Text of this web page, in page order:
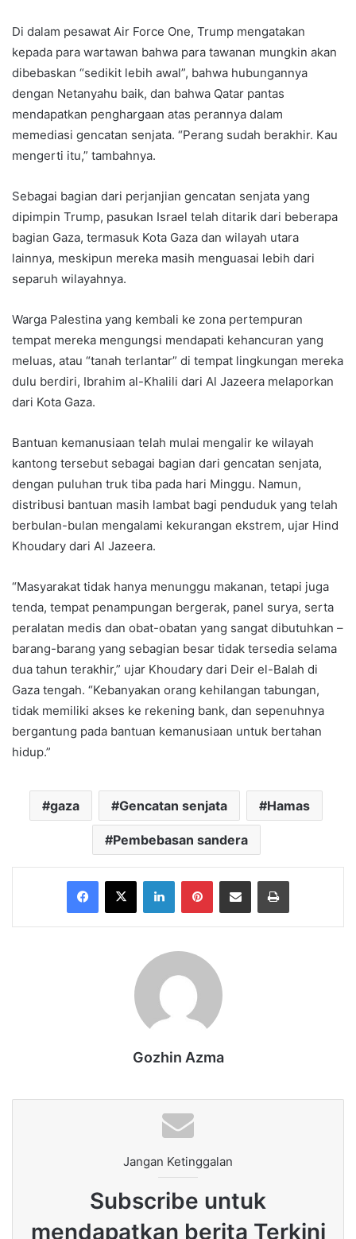
Di dalam pesawat Air Force One, Trump mengatakan
kepada para wartawan bahwa para tawanan mungkin akan
dibebaskan “sedikit lebih awal”, bahwa hubungannya
dengan Netanyahu baik, dan bahwa Qatar pantas
mendapatkan penghargaan atas perannya dalam
memediasi gencatan senjata. “Perang sudah berakhir. Kau
mengerti itu,” tambahnya.
Sebagai bagian dari perjanjian gencatan senjata yang
dipimpin Trump, pasukan Israel telah ditarik dari beberapa
bagian Gaza, termasuk Kota Gaza dan wilayah utara
lainnya, meskipun mereka masih menguasai lebih dari
separuh wilayahnya.
Warga Palestina yang kembali ke zona pertempuran
tempat mereka mengungsi mendapati kehancuran yang
meluas, atau “tanah terlantar” di tempat lingkungan mereka
dulu berdiri, Ibrahim al-Khalili dari Al Jazeera melaporkan
dari Kota Gaza.
Bantuan kemanusiaan telah mulai mengalir ke wilayah
kantong tersebut sebagai bagian dari gencatan senjata,
dengan puluhan truk tiba pada hari Minggu. Namun,
distribusi bantuan masih lambat bagi penduduk yang telah
berbulan-bulan mengalami kekurangan ekstrem, ujar Hind
Khoudary dari Al Jazeera.
“Masyarakat tidak hanya menunggu makanan, tetapi juga
tenda, tempat penampungan bergerak, panel surya, serta
peralatan medis dan obat-obatan yang sangat dibutuhkan –
barang-barang yang sebagian besar tidak tersedia selama
dua tahun terakhir,” ujar Khoudary dari Deir el-Balah di
Gaza tengah. “Kebanyakan orang kehilangan tabungan,
tidak memiliki akses ke rekening bank, dan sepenuhnya
bergantung pada bantuan kemanusiaan untuk bertahan
hidup.”
gaza Gencatan senjata Hamas
Pembebasan sandera
Facebook
X LinkedInPinterestShare via Email Print
Gozhin Azma
Jangan Ketinggalan
Subscribe untuk
mendapatkan berita Terkini